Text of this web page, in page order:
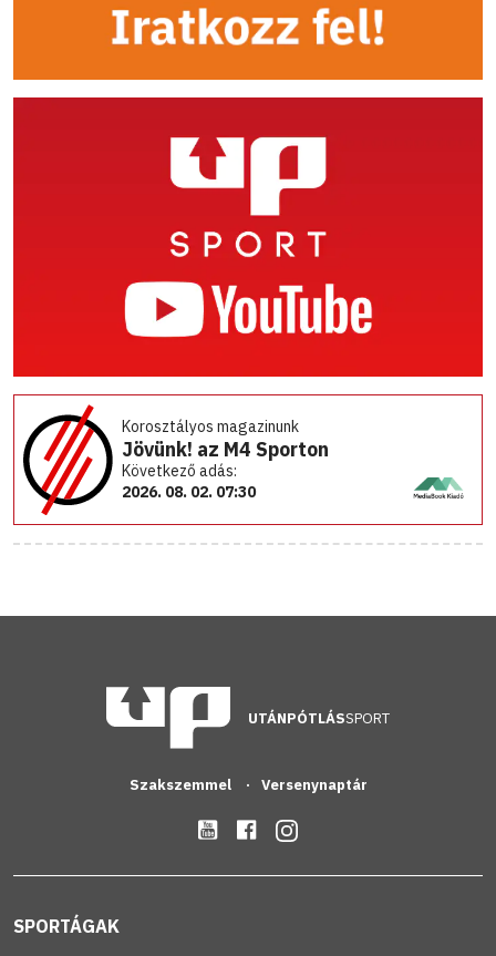
Korosztályos magazinunk
Jövünk! az M4 Sporton
Következő adás:
2026. 08. 02. 07:30
UTÁNPÓTLÁSSPORT
Szakszemmel Versenynaptár
SPORTÁGAK